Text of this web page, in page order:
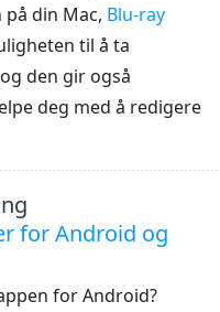
din Mac, Blu-ray
til å ta
den gir også
deg med å redigere
for Android og
for Android?